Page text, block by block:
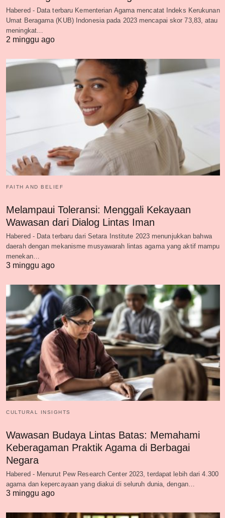
Habered - Data terbaru Kementerian Agama mencatat Indeks Kerukunan
Umat Beragama (KUB) Indonesia pada 2023 mencapai skor 73,83, atau
meningkat…
2 minggu ago
FAITH AND BELIEF
Melampaui Toleransi: Menggali Kekayaan
Wawasan dari Dialog Lintas Iman
Habered - Data terbaru dari Setara Institute 2023 menunjukkan bahwa
daerah dengan mekanisme musyawarah lintas agama yang aktif mampu
menekan…
3 minggu ago
CULTURAL INSIGHTS
Wawasan Budaya Lintas Batas: Memahami
Keberagaman Praktik Agama di Berbagai
Negara
Habered - Menurut Pew Research Center 2023, terdapat lebih dari 4.300
agama dan kepercayaan yang diakui di seluruh dunia, dengan…
3 minggu ago